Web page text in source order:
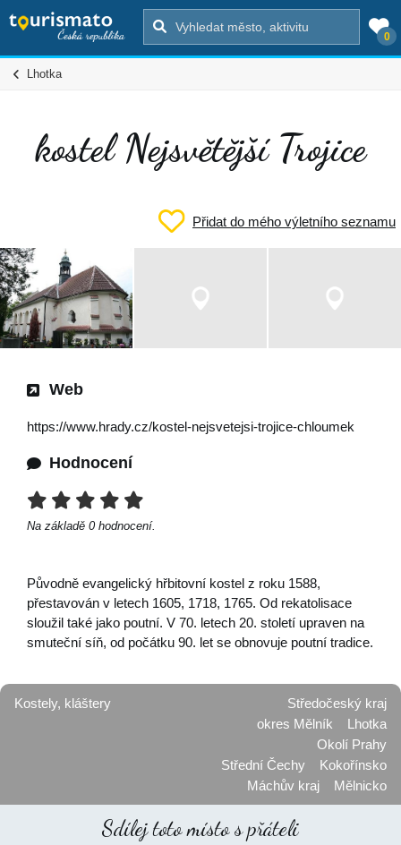
0
Lhotka
kostel Nejsvětější Trojice
Přidat do mého výletního seznamu
Web
https://www.hrady.cz/kostel-nejsvetejsi-trojice-chloumek
Hodnocení
Na základě 0 hodnocení.
Původně evangelický hřbitovní kostel z roku 1588,
přestavován v letech 1605, 1718, 1765. Od rekatolisace
sloužil také jako poutní. V 70. letech 20. století upraven na
smuteční síň, od počátku 90. let se obnovuje poutní tradice.
Kostely, kláštery
Středočeský kraj
okres Mělník
Lhotka
Okolí Prahy
Střední Čechy
Kokořínsko
Máchův kraj
Mělnicko
Sdílej toto místo s přáteli